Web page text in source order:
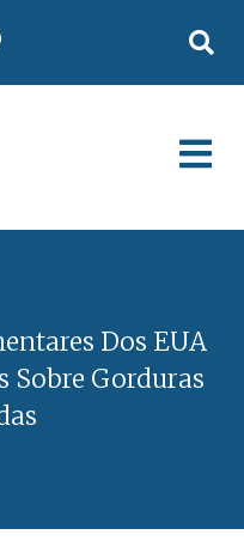
Dos EUA
Sobre Gorduras